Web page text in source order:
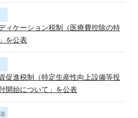
ィケーション税制（医療費控除の特
を公表
促進税制（特定生産性向上設備等投
開始について」を公表